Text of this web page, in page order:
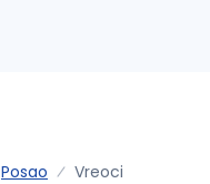
Posao Vreoci